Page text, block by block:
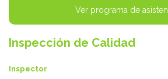
Ver programa de
Inspección de Calidad
Inspector